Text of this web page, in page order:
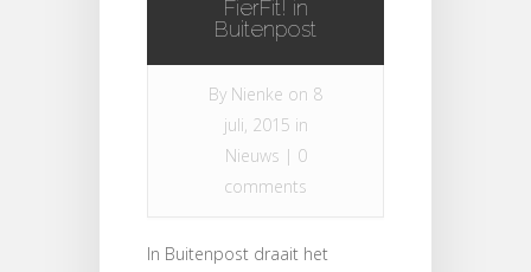
FierFit! in
Buitenpost
By Nienke on 8
juli, 2015 in
Nieuws | 0
comments
In Buitenpost draait het